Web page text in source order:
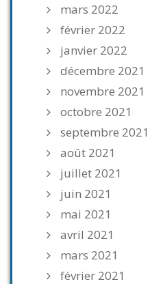
mars 2022
février 2022
janvier 2022
décembre 2021
novembre 2021
octobre 2021
septembre 2021
août 2021
juillet 2021
juin 2021
mai 2021
avril 2021
mars 2021
février 2021